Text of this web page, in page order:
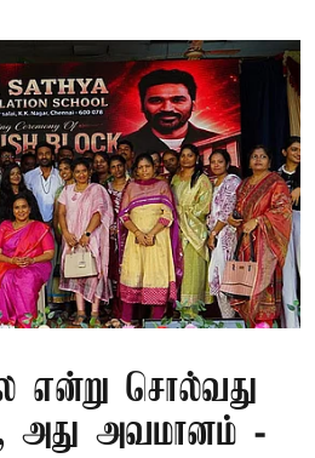
என்று சொல்வது
அது அவமானம் -